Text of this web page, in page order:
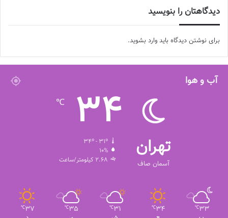
دیدگاهتان را بنویسید
برای نوشتن دیدگاه باید وارد بشوید.
آب و هوا
تهران
آسمان صاف
34
℃
34º - 31º
10%
2.68 کیلومتر/ساعت
33
℃
34
℃
31
℃
35
℃
37
℃